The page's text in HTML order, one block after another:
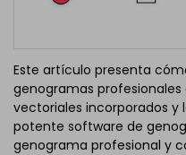
Este artículo presenta
genogramas
vectoriales incorporados y
potente software de
genograma profesional y